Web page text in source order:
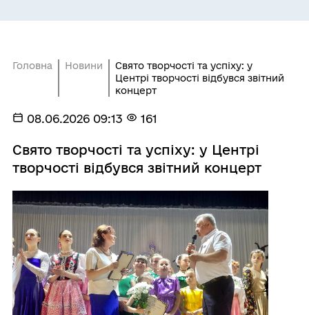
Головна Новини
Свято творчості та успіху: у
Центрі творчості відбувся звітний
концерт
08.06.2026 09:13 161
Свято творчості та успіху: у Центрі
творчості відбувся звітний концерт